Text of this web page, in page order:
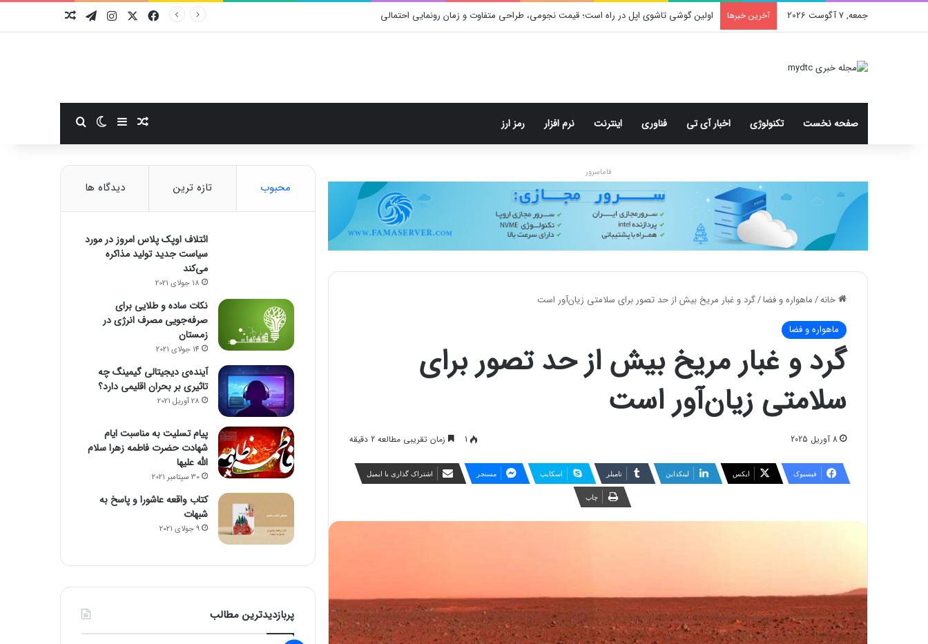
جمعه, 7 آگوست 2026 آخرین خبرها محدودیت جدید اینستاگرام: هر پست فقط پنج هشتگ فیسبوکایکس اینستاگرام
تلگرام
صفحه نخست تکنولوژی اخبار آی تی فناوری اینترنت نرم افزار رمز ارز نوشته تصادفی
سایدبارتغییر پوسته
فاماسرور
خانه/ماهواره و فضا/گرد و غبار مریخ بیش از حد تصور برای سلامتی زیان‌آور است
ماهواره و فضا
گرد و غبار مریخ بیش از حد تصور برای
سلامتی زیان‌آور است
8 آوریل 2025 1 زمان تقریبی مطالعه 2 دقیقه
فیسبوک ایکس لینکداین تامبلر اسکایپ مسنجر اشتراک گذاری با ایمیل
چاپ
محبوب تازه ترین دیدگاه ها
ائتلاف اوپک پلاس امروز در مورد
سیاست جدید تولید مذاکره
می‌کند
18 جولای 2021
نکات ساده و طلایی برای
صرفه‌جویی مصرف انرژی در
زمستان
14 جولای 2021
آینده‌ی دیجیتالی گیمینگ چه
تاثیری بر بحران اقلیمی دارد؟
28 آوریل 2021
پیام تسلیت به مناسبت ایام
شهادت حضرت فاطمه زهرا سلام
الله علیها
30 سپتامبر 2021
کتاب واقعه عاشورا و پاسخ به
شبهات
9 جولای 2021
پربازدیدترین مطالب